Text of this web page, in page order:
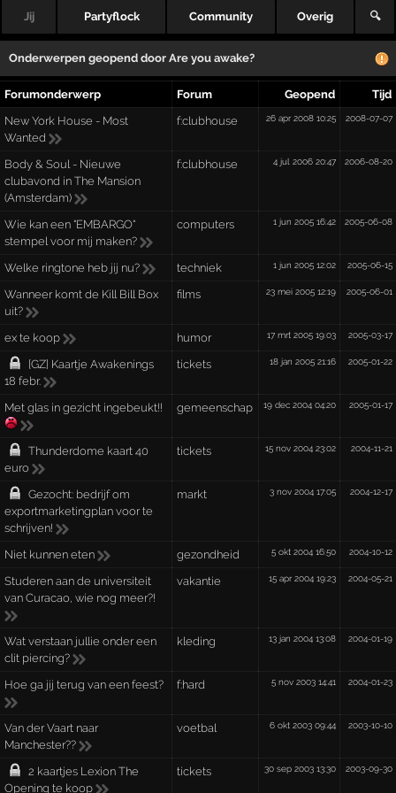
Jij Partyflock Community Overig 🔍
Onderwerpen geopend doorAre you awake?
Forumonderwerp Forum Geopend
Tijd
New York House - Most
Wanted
f:clubhouse 26 apr 2008 10:25 2008-07-07
Body & Soul - Nieuwe
clubavond in The Mansion
(Amsterdam)
f:clubhouse 4 jul 2006 20:47 2006-08-20
Wie kan een "EMBARGO"
stempel voor mij maken?
computers 1 jun 2005 16:42 2005-06-08
Welke ringtone heb jij nu? techniek 1 jun 2005 12:02 2005-06-15
Wanneer komt de Kill Bill Box
uit?
films 23 mei 2005 12:19 2005-06-01
ex te koop humor 17 mrt 2005 19:03 2005-03-17
[GZ] Kaartje Awakenings
18 febr.
tickets 18 jan 2005 21:16 2005-01-22
Met glas in gezicht ingebeukt!! gemeenschap 19 dec 2004 04:20 2005-01-17
Thunderdome kaart 40
euro
tickets 15 nov 2004 23:02 2004-11-21
Gezocht: bedrijf om
exportmarketingplan voor te
schrijven!
markt 3 nov 2004 17:05 2004-12-17
Niet kunnen eten gezondheid 5 okt 2004 16:50 2004-10-12
Studeren aan de universiteit
van Curacao, wie nog meer?!
vakantie 15 apr 2004 19:23 2004-05-21
Wat verstaan jullie onder een
clit piercing?
kleding 13 jan 2004 13:08 2004-01-19
Hoe ga jij terug van een feest? f:hard 5 nov 2003 14:41 2004-01-23
Van der Vaart naar
Manchester??
voetbal 6 okt 2003 09:44 2003-10-10
2 kaartjes Lexion The
Opening te koop
tickets 30 sep 2003 13:30 2003-09-30